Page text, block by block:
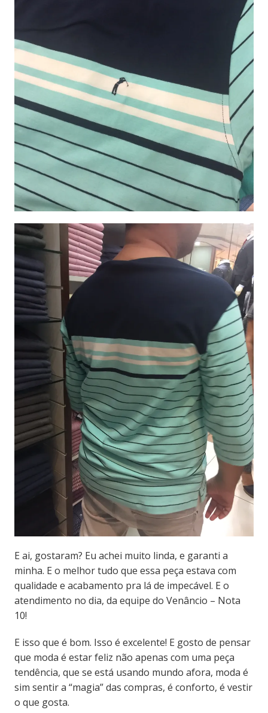
E ai, gostaram? Eu achei muito linda, e garanti a
minha. E o melhor tudo que essa peça estava com
qualidade e acabamento pra lá de impecável. E o
atendimento no dia, da equipe do Venâncio – Nota
10!
E isso que é bom. Isso é excelente! E gosto de pensar
que moda é estar feliz não apenas com uma peça
tendência, que se está usando mundo afora, moda é
sim sentir a “magia” das compras, é conforto, é vestir
o que gosta.